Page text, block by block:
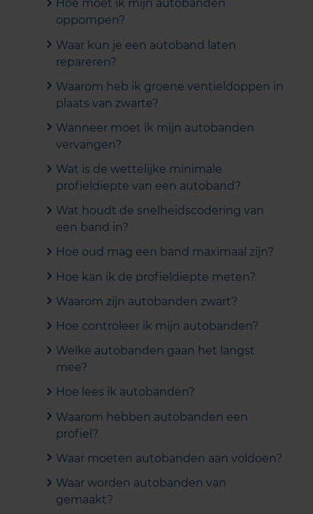
Hoe moet ik mijn autobanden
oppompen?
Waar kun je een autoband laten
repareren?
Waarom heb ik groene ventieldoppen in
plaats van zwarte?
Wanneer moet ik mijn autobanden
vervangen?
Wat is de wettelijke minimale
profieldiepte van een autoband?
Wat houdt de snelheidscodering van
een band in?
Hoe oud mag een band maximaal zijn?
Hoe kan ik de profieldiepte meten?
Waarom zijn autobanden zwart?
Hoe controleer ik mijn autobanden?
Welke autobanden gaan het langst
mee?
Hoe lees ik autobanden?
Waarom hebben autobanden een
profiel?
Waar moeten autobanden aan voldoen?
Waar worden autobanden van
gemaakt?